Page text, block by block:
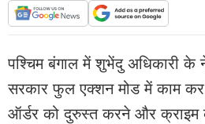
पश्चिम बंगाल में शुभेंदु अधिकारी के
सरकार फुल एक्शन मोड में काम कर
ऑर्डर को दुरुस्त करने और